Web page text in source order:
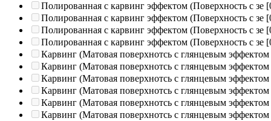
Полированная c карвинг эффектом (Поверхность с зе
Полированная c карвинг эффектом (Поверхность с зе
Полированная c карвинг эффектом (Поверхность с зе
Полированная c карвинг эффектом (Поверхность с зе
Карвинг (Матовая поверхнотсь с глянцевым эффектом
Карвинг (Матовая поверхнотсь с глянцевым эффектом
Карвинг (Матовая поверхнотсь с глянцевым эффектом
Карвинг (Матовая поверхнотсь с глянцевым эффектом
Карвинг (Матовая поверхнотсь с глянцевым эффектом
Карвинг (Матовая поверхнотсь с глянцевым эффектом